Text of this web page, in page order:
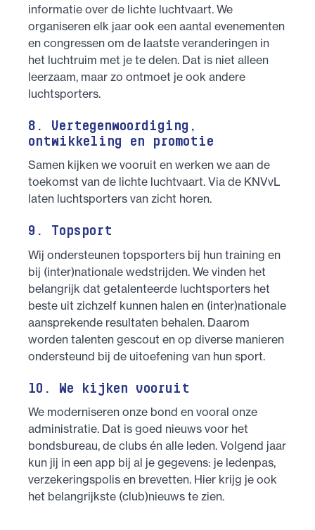
informatie over de lichte luchtvaart. We
organiseren elk jaar ook een aantal evenementen
en congressen om de laatste veranderingen in
het luchtruim met je te delen. Dat is niet alleen
leerzaam, maar zo ontmoet je ook andere
luchtsporters.
8. Vertegenwoordiging,
ontwikkeling en promotie
Samen kijken we vooruit en werken we aan de
toekomst van de lichte luchtvaart. Via de KNVvL
laten luchtsporters van zicht horen.
9. Topsport
Wij ondersteunen topsporters bij hun training en
bij (inter)nationale wedstrijden. We vinden het
belangrijk dat getalenteerde luchtsporters het
beste uit zichzelf kunnen halen en (inter)nationale
aansprekende resultaten behalen. Daarom
worden talenten gescout en op diverse manieren
ondersteund bij de uitoefening van hun sport.
10. We kijken vooruit
We moderniseren onze bond en vooral onze
administratie. Dat is goed nieuws voor het
bondsbureau, de clubs én alle leden. Volgend jaar
kun jij in een app bij al je gegevens: je ledenpas,
verzekeringspolis en brevetten. Hier krijg je ook
het belangrijkste (club)nieuws te zien.